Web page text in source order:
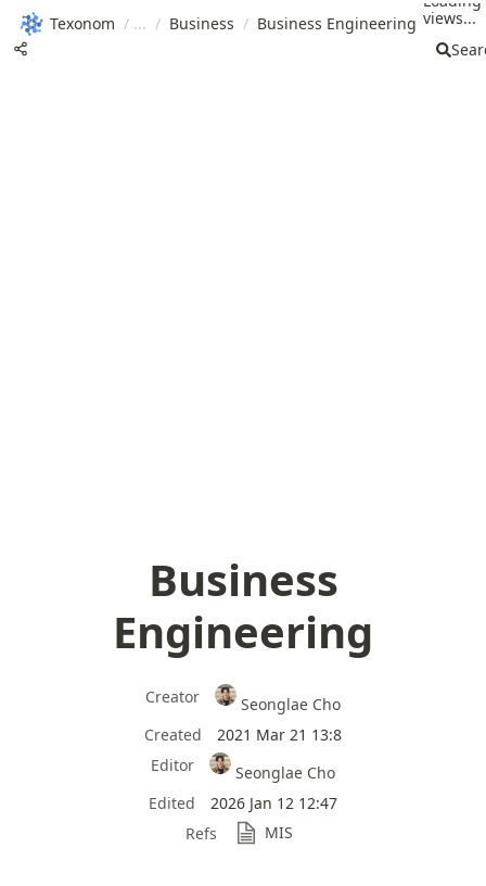
Texonom / / Business / Business Engineering views...
Business
Engineering
Creator
Seonglae Cho
Created
2021 Mar 21 13:8
Editor
Seonglae Cho
Edited
2026 Jan 12 12:47
Refs
MIS